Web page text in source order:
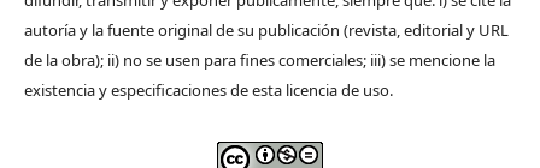
autoría y la fuente original de su publicación (revista, editorial y URL
de la obra); ii) no se usen para fines comerciales; iii) se mencione la
existencia y especificaciones de esta licencia de uso.